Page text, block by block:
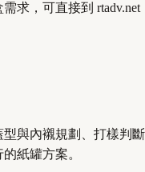
求，可直接到 rtadv.net
與內襯規劃、打樣判斷
紙罐方案。